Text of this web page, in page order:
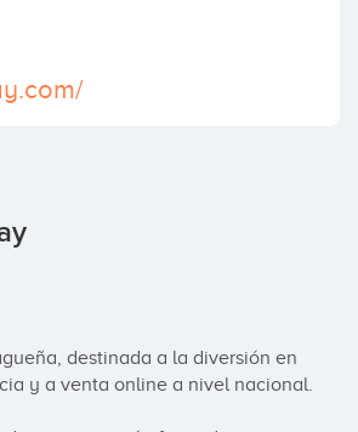
destinada a la diversión en
y a venta online a nivel nacional.